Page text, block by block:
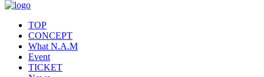
TOP
CONCEPT
What N.A.M
Event
TICKET